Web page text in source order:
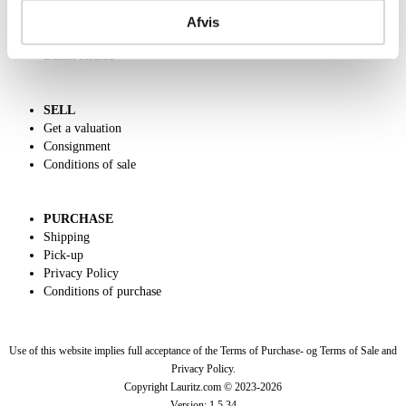
Afvis
Dansk forside
SELL
Get a valuation
Consignment
Conditions of sale
PURCHASE
Shipping
Pick-up
Privacy Policy
Conditions of purchase
Use of this website implies full acceptance of the Terms of Purchase- og Terms of Sale and
Privacy Policy.
Copyright Lauritz.com © 2023-2026